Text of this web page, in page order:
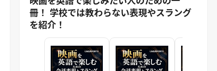
冊！ 学校では教わらない表現やスラング
を紹介！